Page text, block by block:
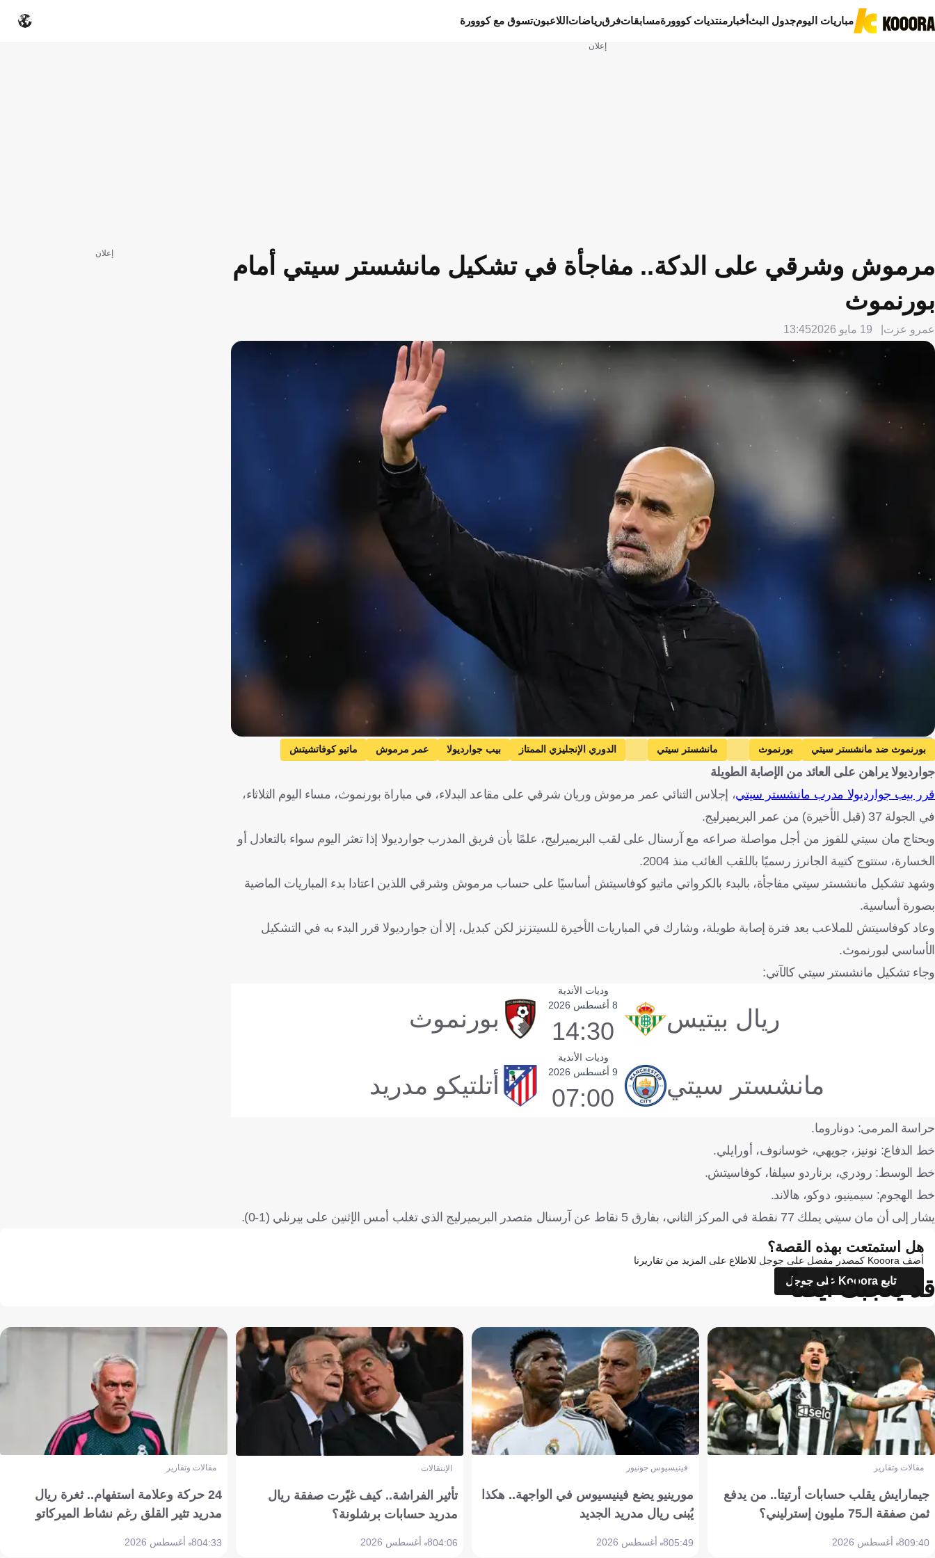
مباريات اليومجدول البثأخبار منتديات كووورةمسابقاتفرقرياضات اللاعبونتسوق مع كووورة
إعلان
مرموش وشرقي على الدكة.. مفاجأة في تشكيل مانشستر سيتي أمام
بورنموث
عمرو عزت 19 مايو 2026 13:45
بورنموث ضد مانشستر سيتي بورنموث مانشستر سيتي الدوري الإنجليزي الممتاز بيب جوارديولا عمر مرموش
ماتيو كوفاتشيتش
ريان شرقي
إنجلترا إسبانيا مصر كرواتيا
جوارديولا يراهن على العائد من الإصابة الطويلة
قرر بيب جوارديولا مدرب مانشستر سيتي، إجلاس الثنائي عمر مرموش وريان شرقي على مقاعد البدلاء، في مباراة بورنموث، مساء اليوم الثلاثاء،
في الجولة 37 (قبل الأخيرة) من عمر البريميرليج.
ويحتاج مان سيتي للفوز من أجل مواصلة صراعه مع آرسنال على لقب البريميرليج، علمًا بأن فريق المدرب جوارديولا إذا تعثر اليوم سواء بالتعادل أو
الخسارة، ستتوج كتيبة الجانرز رسميًا باللقب الغائب منذ 2004.
وشهد تشكيل مانشستر سيتي مفاجأة، بالبدء بالكرواتي ماتيو كوفاسيتش أساسيًا على حساب مرموش وشرقي اللذين اعتادا بدء المباريات الماضية
بصورة أساسية.
وعاد كوفاسيتش للملاعب بعد فترة إصابة طويلة، وشارك في المباريات الأخيرة للسيتزنز لكن كبديل، إلا أن جوارديولا قرر البدء به في التشكيل
الأساسي لبورنموث.
وجاء تشكيل مانشستر سيتي كالآتي:
وديات الأندية
ريال بيتيس 8 أغسطس 2026
14:30 بورنموث
وديات الأندية
مانشستر سيتي 9 أغسطس 2026
07:00 أتلتيكو مدريد
حراسة المرمى: دوناروما.
خط الدفاع: نونيز، جويهي، خوسانوف، أورايلي.
خط الوسط: رودري، برناردو سيلفا، كوفاسيتش.
خط الهجوم: سيمينيو، دوكو، هالاند.
يشار إلى أن مان سيتي يملك 77 نقطة في المركز الثاني، بفارق 5 نقاط عن آرسنال متصدر البريميرليج الذي تغلب أمس الإثنين على بيرنلي (1-0).
إعلان
هل استمتعت بهذه القصة؟
أضف Kooora كمصدر مفضل على جوجل للاطلاع على المزيد من تقاريرنا
تابع Kooora على جوجل
قد يعجبك أيضاً
مقالات وتقارير
جيمارايش يقلب حسابات أرتيتا.. من يدفع
ثمن صفقة الـ75 مليون إسترليني؟
09:408 أغسطس 2026
فينيسيوس جونيور
مورينيو يضع فينيسيوس في الواجهة.. هكذا
يُبنى ريال مدريد الجديد
05:498 أغسطس 2026
الإنتقالات
تأثير الفراشة.. كيف غيّرت صفقة ريال
مدريد حسابات برشلونة؟
04:068 أغسطس 2026
مقالات وتقارير
24 حركة وعلامة استفهام.. ثغرة ريال
مدريد تثير القلق رغم نشاط الميركاتو
04:338 أغسطس 2026